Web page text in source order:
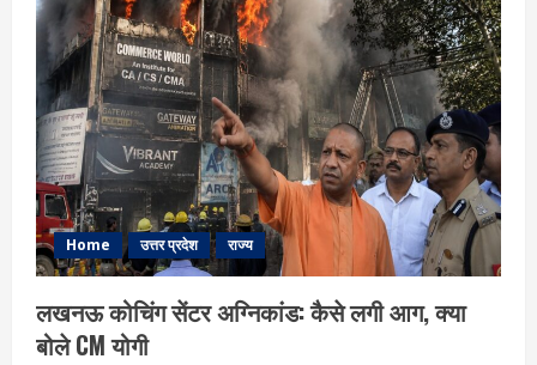
के
मायने:
एक
मौत,
कई
सवाल
और
व्यवस्था
के
आईने
में
समाज
का
चेहरा
Home उत्तर प्रदेश राज्य
लखनऊ कोचिंग सेंटर अग्निकांड: कैसे लगी आग, क्या
बोले CM योगी